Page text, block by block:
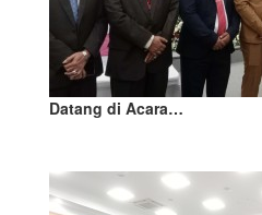
Datang di Acara…